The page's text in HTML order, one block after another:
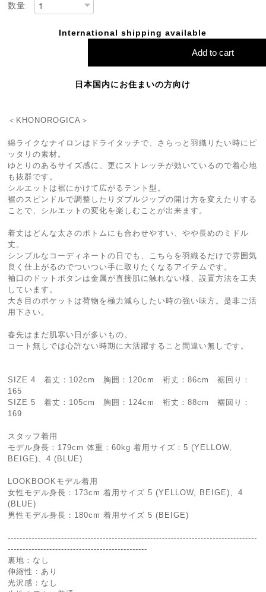
数量
International shipping available
Add to cart
日本国内にお住まいの方向け
＜KHONOROGICA＞
綿ライクなナイロンはドライタッチで、さらっと羽織りたい時にピ
ッタリの素材。
ゆとりのあるサイズ感に、更にストレッチが効いているので着心地
も抜群です。
シルエットは裾にかけて広がるテント型。
裾のスピンドルで調整したりダブルジップの開け方を変えたりする
ことで、シルエットの変化を楽しむことが出来ます。
着丈はどんな太さのボトムにも合わせやすい、やや長めのミドル
丈。
シンプルなコーディネートの日でも、こちらを羽織るだけで雰囲気
良く仕上がるのでついつい手に取りたくなるアイテムです。
袖口のドットボタンは金属が直接肌に触れない様、設置方法を工夫
しています。
大き目のポケットは荷物を極力減らしたい時の強い味方。是非ご活
用下さい。
春先はまだ肌寒い日が多いもの。
コート無しでは心許ない時期に大活躍すること間違い無しです。
SIZE 4 着丈：102cm 胸囲：120cm 裄丈：86cm 裾回り：
165
SIZE 5 着丈：105cm 胸囲：124cm 裄丈：88cm 裾回り：
169
スタッフ着用
モデル身長：179cm 体重：60kg 着用サイズ：5 (YELLOW,
BEIGE)、4 (BLUE)
LOOKBOOKモデル着用
女性モデル身長：173cm 着用サイズ 5 (YELLOW, BEIGE)、4
(BLUE)
男性モデル身長：180cm 着用サイズ 5 (BEIGE)
------------------------------------------------------------------------------------
-----------------------------------------------
裏地：なし
伸縮性：あり
光沢感：なし